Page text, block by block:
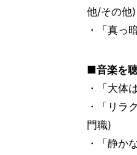
他/その他)
・「真っ
■音楽を
・「大体
・「リラ
門職)
・「静か